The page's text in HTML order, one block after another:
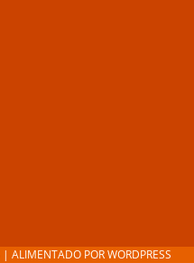
| ALIMENTADO PORWORDPRESS